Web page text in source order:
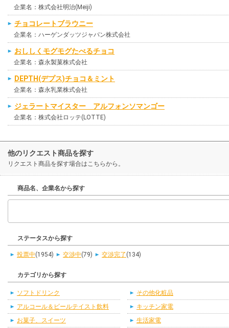
企業名：株式会社明治(Meiji)
チョコレートブラウニー
企業名：ハーゲンダッツジャパン株式会社
おししくモグモグたべるチョコ
企業名：森永製菓株式会社
DEPTH(デプス)チョコ＆ミント
企業名：森永乳業株式会社
ジェラートマイスター アルフォンソマンゴー
企業名：株式会社ロッテ(LOTTE)
他のリクエスト商品を探す
リクエスト商品を探す場合はこちらから。
商品名、企業名から探す
ステータスから探す
投票中(1954) 交渉中(79) 交渉完了 (134)
カテゴリから探す
ソフトドリンク
アルコール＆ビールテイスト飲料
お菓子、スイーツ
その他化粧品
キッチン家電
生活家電